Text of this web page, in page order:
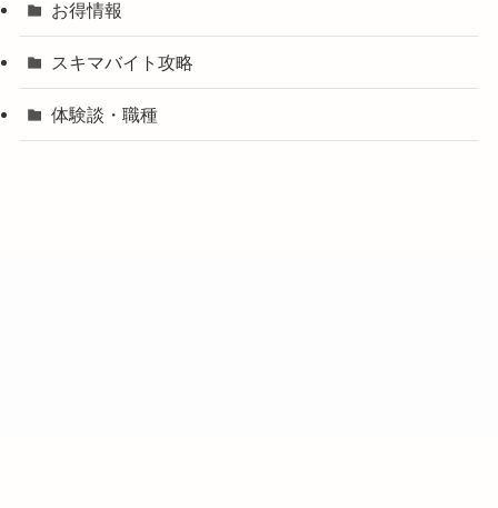
お得情報
スキマバイト攻略
体験談・職種